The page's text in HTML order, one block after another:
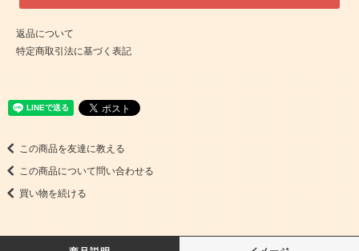
返品について
特定商取引法に基づく表記
この商品を友達に教える
この商品について問い合わせる
買い物を続ける